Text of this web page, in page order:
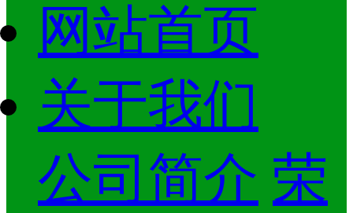
网站首页
关于我们
公司简介 荣